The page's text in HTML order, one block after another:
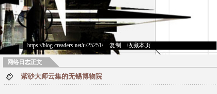
https://blog.creaders.net/u/25251/> 复制 收藏本页
网络日志正文
紫砂大师云集的无锡博物院